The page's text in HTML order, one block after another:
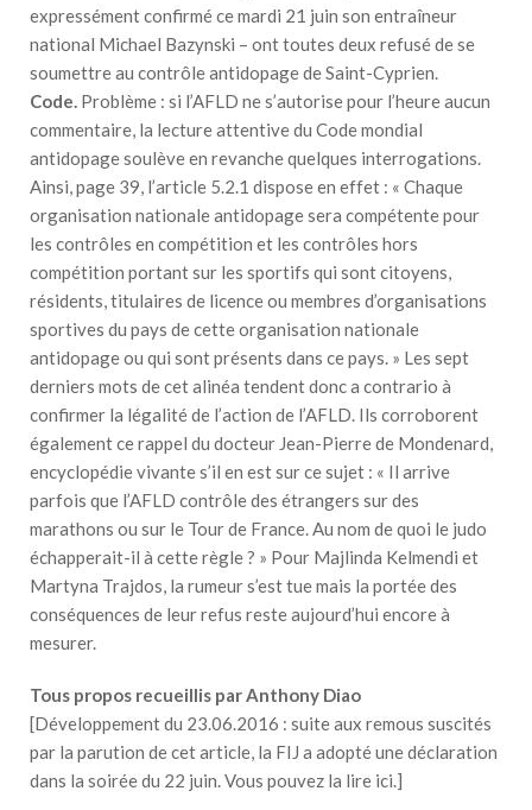
expressément confirmé ce mardi 21 juin son entraîneur
national Michael Bazynski – ont toutes deux refusé de se
soumettre au contrôle antidopage de Saint-Cyprien.
Code. Problème : si l’AFLD ne s’autorise pour l’heure aucun
commentaire, la lecture attentive du Code mondial
antidopage soulève en revanche quelques interrogations.
Ainsi, page 39, l’article 5.2.1 dispose en effet : « Chaque
organisation nationale antidopage sera compétente pour
les contrôles en compétition et les contrôles hors
compétition portant sur les sportifs qui sont citoyens,
résidents, titulaires de licence ou membres d’organisations
sportives du pays de cette organisation nationale
antidopage ou qui sont présents dans ce pays. » Les sept
derniers mots de cet alinéa tendent donc a contrario à
confirmer la légalité de l’action de l’AFLD. Ils corroborent
également ce rappel du docteur Jean-Pierre de Mondenard,
encyclopédie vivante s’il en est sur ce sujet : « Il arrive
parfois que l’AFLD contrôle des étrangers sur des
marathons ou sur le Tour de France. Au nom de quoi le judo
échapperait-il à cette règle ? » Pour Majlinda Kelmendi et
Martyna Trajdos, la rumeur s’est tue mais la portée des
conséquences de leur refus reste aujourd’hui encore à
mesurer.
Tous propos recueillis par Anthony Diao
[Développement du 23.06.2016 : suite aux remous suscités
par la parution de cet article, la FIJ a adopté une déclaration
dans la soirée du 22 juin. Vous pouvez la lire ici.]